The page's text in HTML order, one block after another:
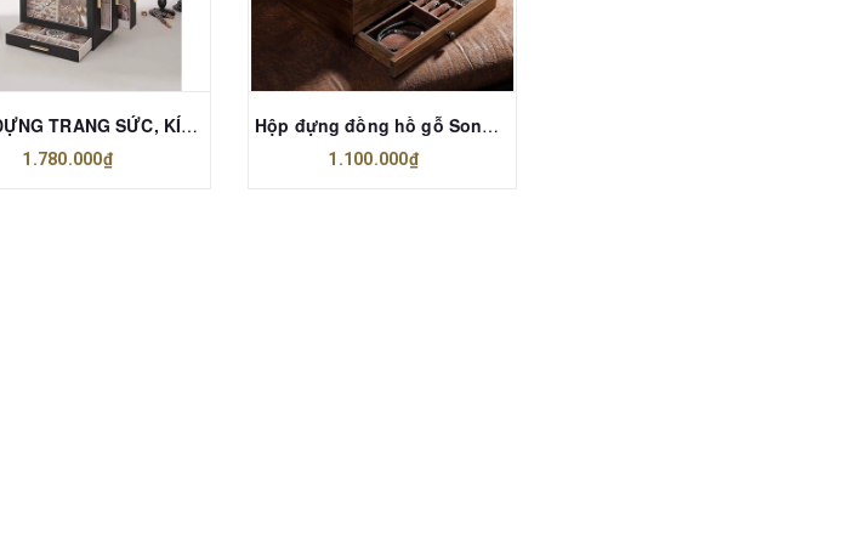
HỘP ĐỰNG TRANG SỨC, KÍNH MẮT 5 LỚP… CÓ NẮP KÍNH CỦA SONGMICS ĐỨC
1.780.000₫
Hộp đựng đồng hồ gỗ Songmics 2 tầng - Đẳng cấp châu Âu
1.100.000₫